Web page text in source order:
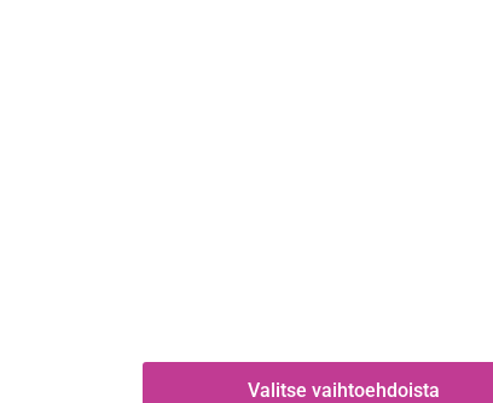
Valitse vaihtoehdoista